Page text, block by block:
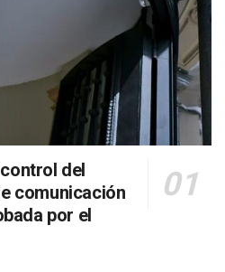
del
comunicación
por el